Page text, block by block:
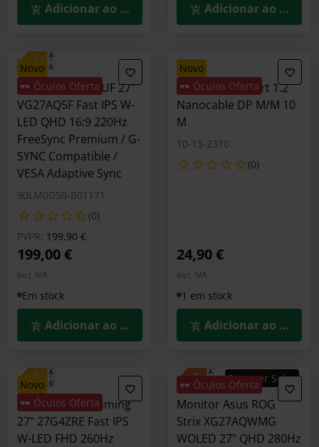
Adicionar ao Carrinho Adicionar ao
novo
🕶️ Óculos Oferta
Monitor ASUS TUF 27"
VG27AQ5F Fast IPS W-
LED QHD 16:9 220Hz
FreeSync Premium / G-
SYNC Compatible /
VESA Adaptive Sync
90LM0D50-B01171
(0)
PVPR: Preço reduzido de
199,90 €para
199,00 €
Incl. IVA
Em stock
Adicionar ao Carrinho
novo
🕶️ Óculos Oferta
Cabo DisplayPort 1.2
Nanocable DP M/M 10
M
10-15-2310
(0)
24,90 €
Incl. IVA
1 em stock
Adicionar ao
novo
🕶️ Óculos Oferta
Monitor AOC Gaming
27" 27G4ZRE Fast IPS
W-LED FHD 260Hz
🕶️ Óculos OfertaSummer Sales
Monitor Asus ROG
Strix XG27AQWMG
WOLED 27" QHD 280Hz